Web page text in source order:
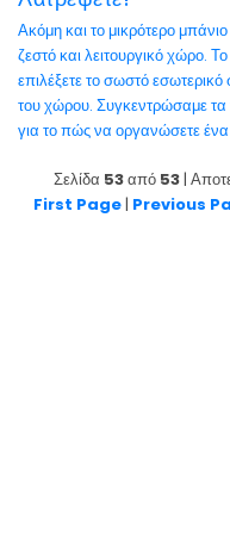
Ακόμη και το μικρότερο
ζεστό και λειτουργικό χώρο.
επιλέξετε το σωστό
του χώρου. Συγκεντρώσαμε τα
για το πώς να οργανώσετε ένα
Σελίδα 53από 53|
First Page| Previous